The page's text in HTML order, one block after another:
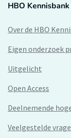
HBO Kennisbank
Over de HBO
Eigen onderzoek
Uitgelicht
Open Access
Deelnemende
Veelgestelde